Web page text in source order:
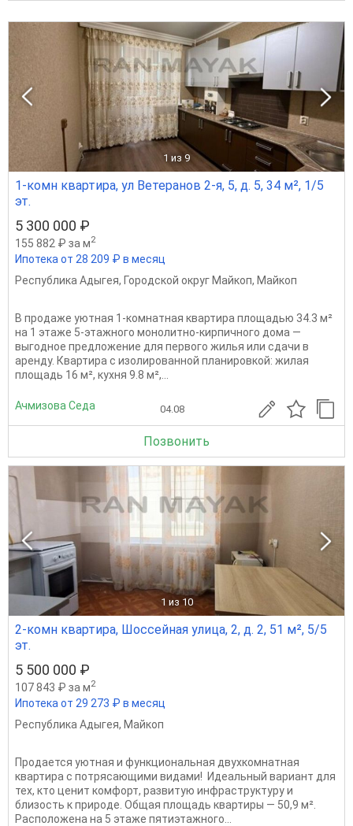
1 из 9
1-комн квартира, ул Ветеранов 2-я, 5, д. 5, 34 м², 1/5
эт.
5 300 000 ₽
155 882 ₽ за м2
Ипотека от 28 209 ₽ в месяц
Республика Адыгея, Городской округ Майкоп, Майкоп
В продаже уютная 1‑комнатная квартира площадью 34.3 м²
на 1 этаже 5‑этажного монолитно-кирпичного дома —
выгодное предложение для первого жилья или сдачи в
аренду. Квартира с изолированной планировкой: жилая
площадь 16 м², кухня 9.8 м²,...
Ачмизова Седа 04.08
Позвонить
1 из 10
2-комн квартира, Шоссейная улица, 2, д. 2, 51 м², 5/5
эт.
5 500 000 ₽
107 843 ₽ за м2
Ипотека от 29 273 ₽ в месяц
Республика Адыгея, Майкоп
Продается уютная и функциональная двухкомнатная
квартира с потрясающими видами! ​ Идеальный вариант для
тех, кто ценит комфорт, развитую инфраструктуру и
близость к природе. Общая площадь квартиры — 50,9 м².
Расположена на 5 этаже пятиэтажного...